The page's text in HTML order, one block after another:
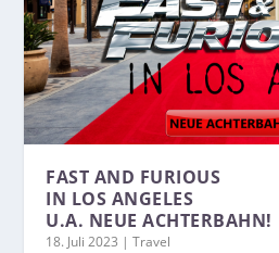
FAST AND FURIOUS
IN LOS ANGELES
U.A. NEUE ACHTERBAHN!
18. Juli 2023 |Travel